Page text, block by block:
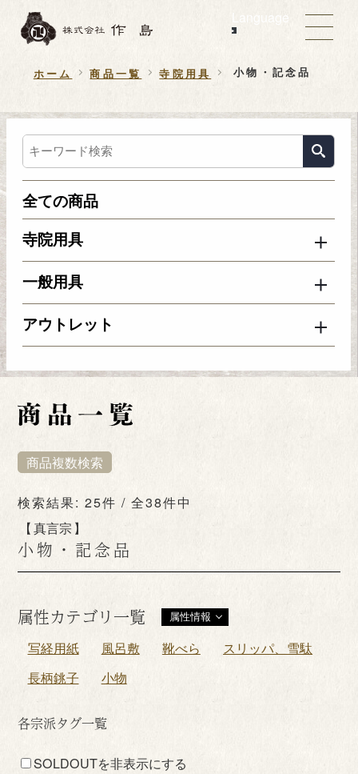
Language
ホーム 商品一覧 寺院用具 小物・記念品
全ての商品
寺院用具
一般用具
アウトレット
商品複数検索
小物・記念品
真言宗
検索結果: 25件 / 全38件中
属性カテゴリ一覧 属性情報
写経用紙 風呂敷 靴べら
スリッパ、雪駄
長柄銚子
小物
各宗派タグ一覧
SOLDOUTを非表示にする